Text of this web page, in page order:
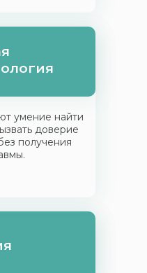
умение найти
доверие
получения